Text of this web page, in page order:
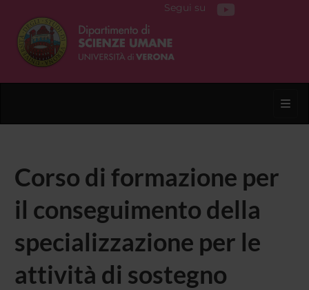
Segui su
Corso di formazione per
il conseguimento della
specializzazione per le
attività di sostegno